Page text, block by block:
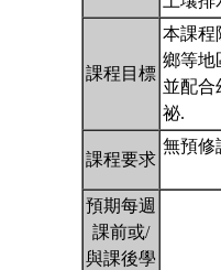
課程目標
本課程
鄉等地
並配合
祕.
課程要求
無預修
預期每週
課前或/
與課後學